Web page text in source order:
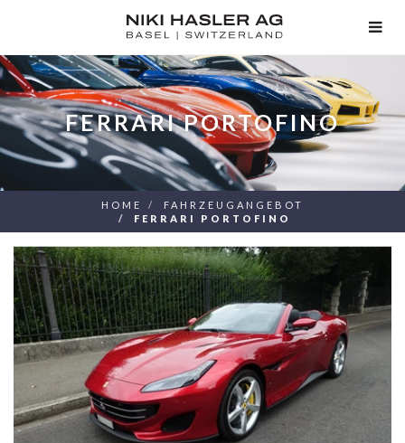
FERRARI PORTOFINO
HOME
FAHRZEUGANGEBOT
FERRARI PORTOFINO